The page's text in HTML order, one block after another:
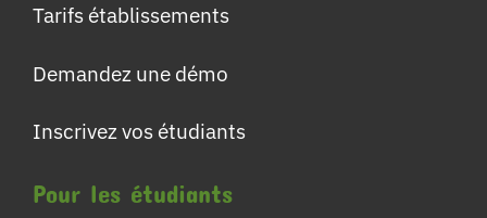
Tarifs établissements
Demandez une démo
Inscrivez vos étudiants
Pour les étudiants